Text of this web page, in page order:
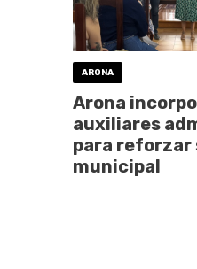
ARONA
Arona
auxiliares
para reforzar
municipal